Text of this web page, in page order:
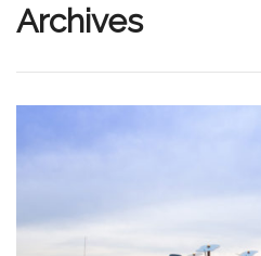
Archives